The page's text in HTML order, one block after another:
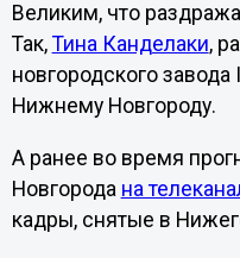
Великим, что
Так, Тина Канделаки,
новгородского завода
Нижнему Новгороду.
А ранее во время
Новгорода на
кадры, снятые в